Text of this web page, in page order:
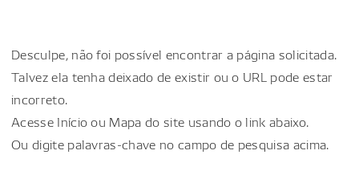
Desculpe, não foi possível encontrar a página solicitada.
Talvez ela tenha deixado de existir ou o URL pode estar
incorreto.
Acesse Início ou Mapa do site usando o link abaixo.
Ou digite palavras-chave no campo de pesquisa acima.